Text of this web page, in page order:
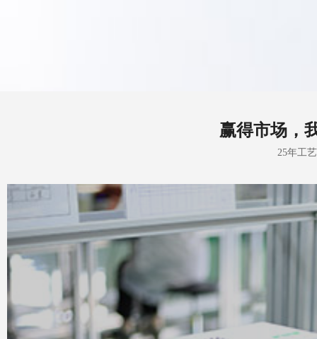
赢得市场，
25年工